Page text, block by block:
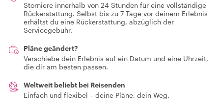
Storniere innerhalb von 24 Stunden für eine vollständige
Rückerstattung. Selbst bis zu 7 Tage vor deinem Erlebnis
erhältst du eine Rückerstattung, abzüglich der
Servicegebühr.
Pläne geändert?
Verschiebe dein Erlebnis auf ein Datum und eine Uhrzeit,
die dir am besten passen.
Weltweit beliebt bei Reisenden
Einfach und flexibel – deine Pläne, dein Weg.